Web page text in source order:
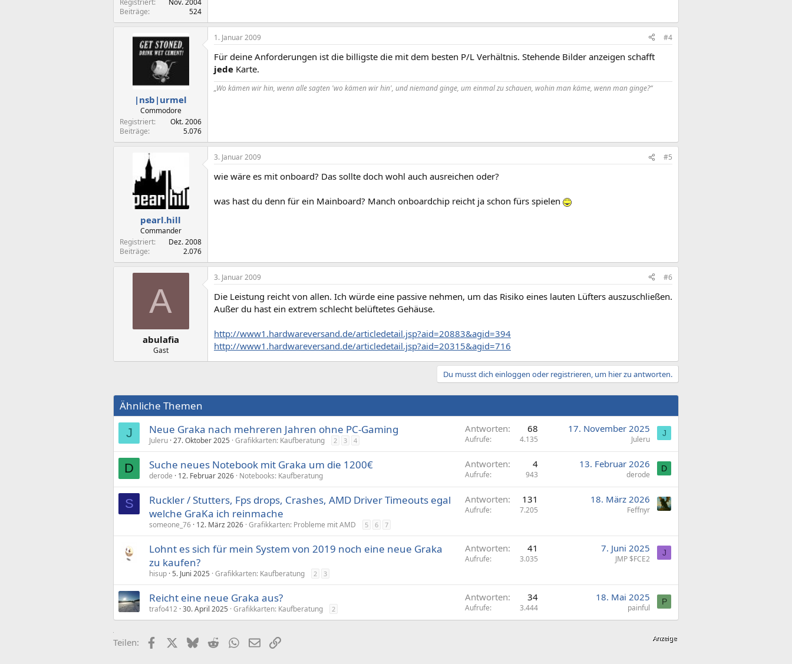
Beiträge
524
|nsb|urmel
Commodore
Registriert
Okt. 2006
Beiträge
5.076
1. Januar 2009 #4
Für deine Anforderungen ist die billigste die mit dem besten P/L Verhältnis. Stehende Bilder anzeigen schafft
jede Karte.
„Wo kämen wir hin, wenn alle sagten 'wo kämen wir hin', und niemand ginge, um einmal zu schauen, wohin man käme, wenn man ginge?“
pearl.hill
Commander
Registriert
Dez. 2008
Beiträge
2.076
3. Januar 2009 #5
wie wäre es mit onboard? Das sollte doch wohl auch ausreichen oder?
was hast du denn für ein Mainboard? Manch onboardchip reicht ja schon fürs spielen
A
abulafia
Gast
3. Januar 2009 #6
Die Leistung reicht von allen. Ich würde eine passive nehmen, um das Risiko eines lauten Lüfters auszuschließen.
Außer du hast ein extrem schlecht belüftetes Gehäuse.
http://www1.hardwareversand.de/articledetail.jsp?aid=20883&agid=394
http://www1.hardwareversand.de/articledetail.jsp?aid=20315&agid=716
Du musst dich einloggen oder registrieren, um hier zu antworten.
Ähnliche Themen
J Neue Graka nach mehreren Jahren ohne PC-Gaming
Juleru 27. Oktober 2025 Grafikkarten: Kaufberatung 2 3 4
Antworten 68
Aufrufe 4.135
17. November 2025
Juleru
J
D Suche neues Notebook mit Graka um die 1200€
derode 12. Februar 2026 Notebooks: Kaufberatung
Antworten 4
Aufrufe 943
13. Februar 2026
derode
D
S
Ruckler / Stutters, Fps drops, Crashes, AMD Driver Timeouts egal
welche GraKa ich reinmache
someone_76 12. März 2026 Grafikkarten: Probleme mit AMD 5 6 7
Antworten 131
Aufrufe 7.205
18. März 2026
Feffnyr
Lohnt es sich für mein System von 2019 noch eine neue Graka
zu kaufen?
hisup 5. Juni 2025 Grafikkarten: Kaufberatung 2 3
Antworten 41
Aufrufe 3.035
7. Juni 2025
JMP $FCE2
J
Reicht eine neue Graka aus?
trafo412 30. April 2025 Grafikkarten: Kaufberatung 2
Antworten 34
Aufrufe 3.444
18. Mai 2025
painful
P
Teilen: FacebookX (Twitter)
BlueskyRedditWhatsApp
E-MailLink